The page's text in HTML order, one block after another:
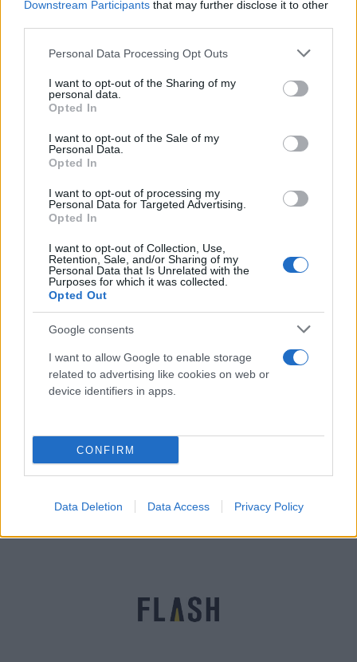
Downstream Participants that may further disclose it to other
Please note that this website/app uses one or more Google
not limited to your visit or usage behaviour. You may click to
grant or deny consent to Google and its third-party tags to
use your data for below specified purposes in below Google
consent section.
Personal Data Processing Opt Outs
I want to opt-out of the Sharing of my
personal data.
Opted In
I want to opt-out of the Sale of my
Personal Data.
Opted In
I want to opt-out of processing my
Personal Data for Targeted Advertising.
Opted In
I want to opt-out of Collection, Use,
Retention, Sale, and/or Sharing of my
Personal Data that Is Unrelated with the
Purposes for which it was collected.
Opted Out
Google consents
I want to allow Google to enable storage
related to advertising like cookies on web or
device identifiers in apps.
CONFIRM
Data Deletion Data Access Privacy Policy
Επίσκεψη Μητσοτάκη στη Λιβύη: «Η Ελλάδα
06.04.2021 08:24
Χάρης Θεοχάρης: «Φυσικά και θα ανοίξουμε στις
14 Μαΐου - Ασφαλής τουρισμός σε όλη τη χώρα»
Αλεξανδρόπουλος